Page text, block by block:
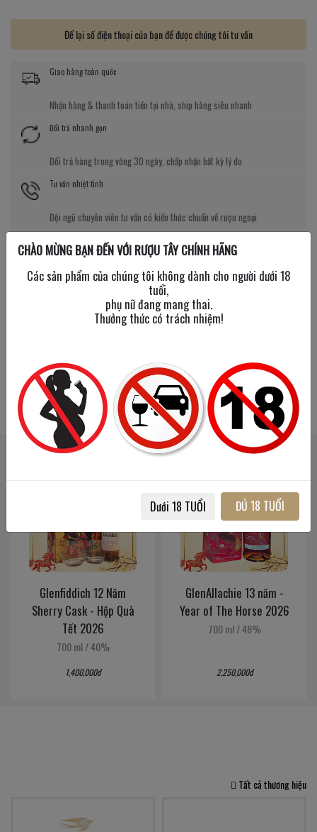
Để lại số điện thoại của bạn để được chúng tôi tư vấn
Giao hàng toàn quốc
Nhận hàng & thanh toán tiền tại nhà, ship hàng siêu nhanh
Đổi trả nhanh gọn
Đổi trả hàng trong vòng 30 ngày, chấp nhận bất kỳ lý do
Tư vấn nhiệt tình
Đội ngũ chuyên viên tư vấn có kiến thức chuẩn về rượu ngoại
Giá tốt kèm quà tặng
Nhiều chương trình giảm giá, tặng quà cực giá trị
SẢN PHẨM LIÊN QUAN SẢN PHẨM ĐÃ XEM
Glenfiddich 12 Năm
Sherry Cask - Hộp Quà
Tết 2026
700 ml/40%
1,400,000đ
GlenAllachie 13 năm -
Year of The Horse 2026
700 ml/48%
2,250,000đ
Tất cả thương hiệu
CHÀO MỪNG BẠN ĐẾN VỚI RƯỢU TÂY CHÍNH HÃNG
Các sản phẩm của chúng tôi không dành cho người dưới 18
tuổi,
phụ nữ đang mang thai.
Thưởng thức có trách nhiệm!
Dưới 18 TUỔI ĐỦ 18 TUỔI